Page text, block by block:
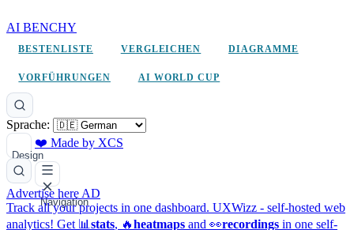
AI BENCHY
BESTENLISTE VERGLEICHEN DIAGRAMME
VORFÜHRUNGEN AI WORLD CUP
Sprache:
Design
❤️ Made by XCS
Navigation
Advertise here AD
Track all your projects in one dashboard. UXWizz - self-hosted web
analytics! Get 📊 stats, 🔥heatmaps and 👀recordings in one self-